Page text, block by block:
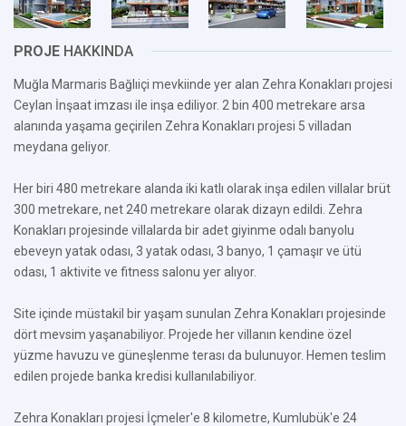
PROJE HAKKINDA
Muğla Marmaris Bağlıiçi mevkiinde yer alan Zehra Konakları projesi
Ceylan İnşaat imzası ile inşa ediliyor. 2 bin 400 metrekare arsa
alanında yaşama geçirilen Zehra Konakları projesi 5 villadan
meydana geliyor.
Her biri 480 metrekare alanda iki katlı olarak inşa edilen villalar brüt
300 metrekare, net 240 metrekare olarak dizayn edildi. Zehra
Konakları projesinde villalarda bir adet giyinme odalı banyolu
ebeveyn yatak odası, 3 yatak odası, 3 banyo, 1 çamaşır ve ütü
odası, 1 aktivite ve fitness salonu yer alıyor.
Site içinde müstakil bir yaşam sunulan Zehra Konakları projesinde
dört mevsim yaşanabiliyor. Projede her villanın kendine özel
yüzme havuzu ve güneşlenme terası da bulunuyor. Hemen teslim
edilen projede banka kredisi kullanılabiliyor.
Zehra Konakları projesi İçmeler'e 8 kilometre, Kumlubük'e 24